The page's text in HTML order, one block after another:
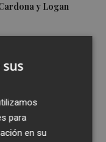
y Logan
para
en su